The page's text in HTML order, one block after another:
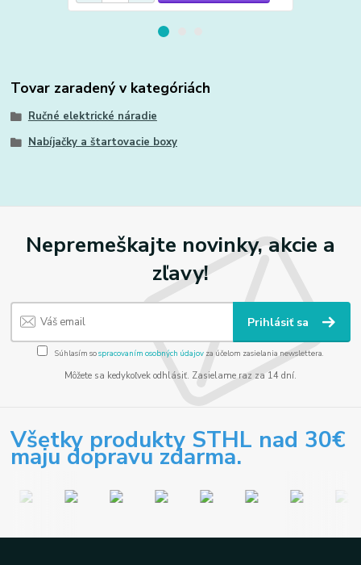
Tovar zaradený v kategóriách
Ručné elektrické náradie
Nabíjačky a štartovacie boxy
Nepremeškajte novinky, akcie a
zľavy!
Prihlásiť sa
Súhlasím sospracovaním osobných údajov za účelom zasielania newslettera.
Môžete sa kedykoľvek odhlásiť. Zasielame raz za 14 dní.
Všetky produkty STHL nad 30€
maju dopravu zdarma.